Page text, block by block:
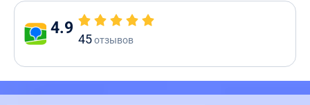
4.9
45отзывов